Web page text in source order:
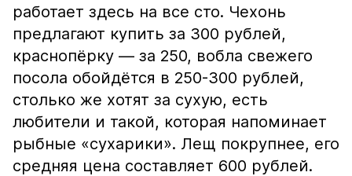
работает здесь на все сто. Чехонь
предлагают купить за 300 рублей,
краснопёрку — за 250, вобла свежего
посола обойдётся в 250-300 рублей,
столько же хотят за сухую, есть
любители и такой, которая напоминает
рыбные «сухарики». Лещ покрупнее, его
средняя цена составляет 600 рублей.